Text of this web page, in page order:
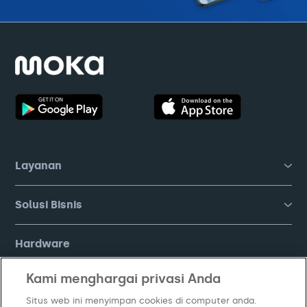
Layanan
Solusi Bisnis
Hardware
Harga
Kami menghargai privasi Anda
Situs web ini menyimpan cookies di computer anda.